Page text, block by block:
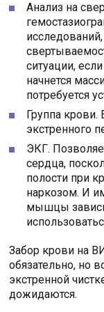
Анализ на
ситуации,
начнется
потребуется
Группа крови.
экстренного
ЭКГ.
сердца,
полости при
наркозом. И
мышцы
Забор крови на
обязательно, но
экстренной
дожидаются.